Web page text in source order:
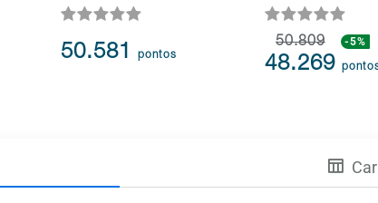
50.581pontos
50.809 -5%
48.269